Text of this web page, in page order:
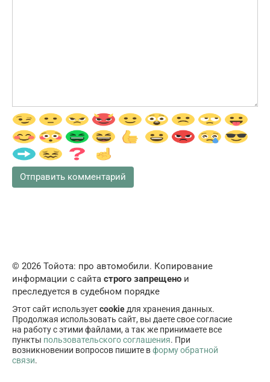
© 2026 Тойота: про автомобили. Копирование
информации с сайта строго запрещено и
преследуется в судебном порядке
Этот сайт используетcookieдля хранения данных.
Продолжая использовать сайт, вы даете свое согласие
на работу с этими файлами, а так же принимаете все
пункты пользовательского соглашения. При
возникновении вопросов пишите вформу обратной
связи.